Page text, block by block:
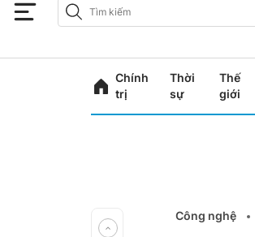
Chính
trị
Thời
sự
Thế
giới
Công nghệ